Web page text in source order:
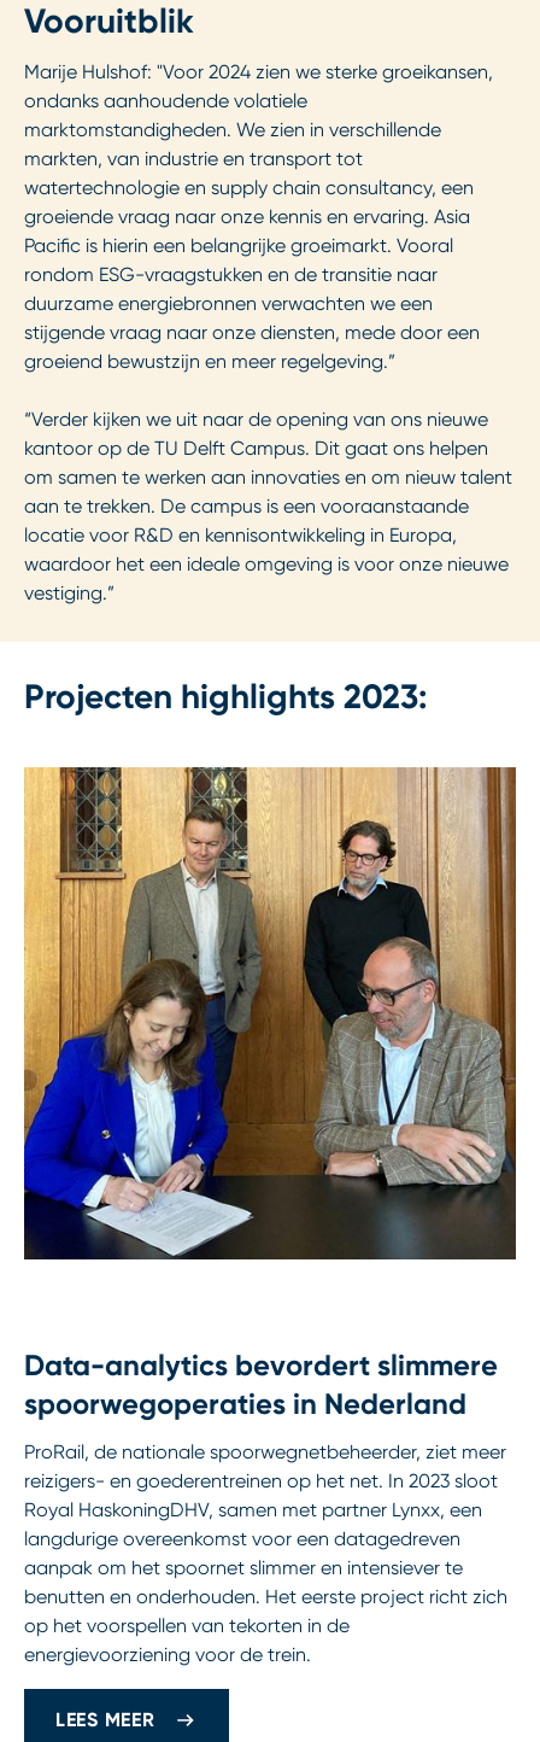
Vooruitblik
Marije Hulshof: "Voor 2024 zien we sterke groeikansen,
ondanks aanhoudende volatiele
marktomstandigheden. We zien in verschillende
markten, van industrie en transport tot
watertechnologie en supply chain consultancy, een
groeiende vraag naar onze kennis en ervaring. Asia
Pacific is hierin een belangrijke groeimarkt. Vooral
rondom ESG-vraagstukken en de transitie naar
duurzame energiebronnen verwachten we een
stijgende vraag naar onze diensten, mede door een
groeiend bewustzijn en meer regelgeving.”
“Verder kijken we uit naar de opening van ons nieuwe
kantoor op de TU Delft Campus. Dit gaat ons helpen
om samen te werken aan innovaties en om nieuw talent
aan te trekken. De campus is een vooraanstaande
locatie voor R&D en kennisontwikkeling in Europa,
waardoor het een ideale omgeving is voor onze nieuwe
vestiging.”
Projecten highlights 2023:
Data-analytics bevordert slimmere
spoorwegoperaties in Nederland
ProRail, de nationale spoorwegnetbeheerder, ziet meer
reizigers- en goederentreinen op het net. In 2023 sloot
Royal HaskoningDHV, samen met partner Lynxx, een
langdurige overeenkomst voor een datagedreven
aanpak om het spoornet slimmer en intensiever te
benutten en onderhouden. Het eerste project richt zich
op het voorspellen van tekorten in de
energievoorziening voor de trein.
LEES MEER